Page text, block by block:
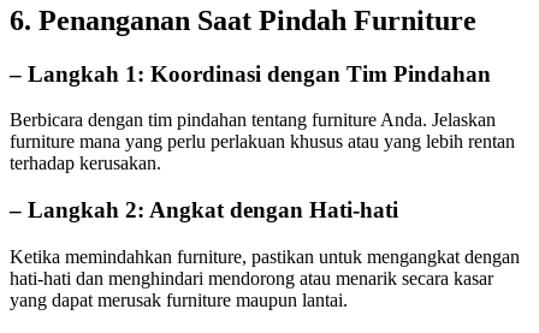
6. Penanganan Saat Pindah Furniture
– Langkah 1: Koordinasi dengan Tim Pindahan
Berbicara dengan tim pindahan tentang furniture Anda. Jelaskan
furniture mana yang perlu perlakuan khusus atau yang lebih rentan
terhadap kerusakan.
– Langkah 2: Angkat dengan Hati-hati
Ketika memindahkan furniture, pastikan untuk mengangkat dengan
hati-hati dan menghindari mendorong atau menarik secara kasar
yang dapat merusak furniture maupun lantai.